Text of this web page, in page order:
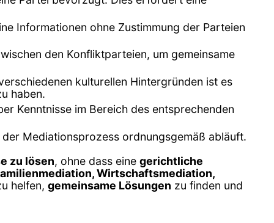
Informationen ohne Zustimmung der Parteien
den Konfliktparteien, um gemeinsame
kulturellen Hintergründen ist es
haben.
Kenntnisse im Bereich des entsprechenden
Mediationsprozess ordnungsgemäß abläuft.
zu lösen, ohne dass eine gerichtliche
Wirtschaftsmediation,
helfen, gemeinsame Lösungen zu finden und